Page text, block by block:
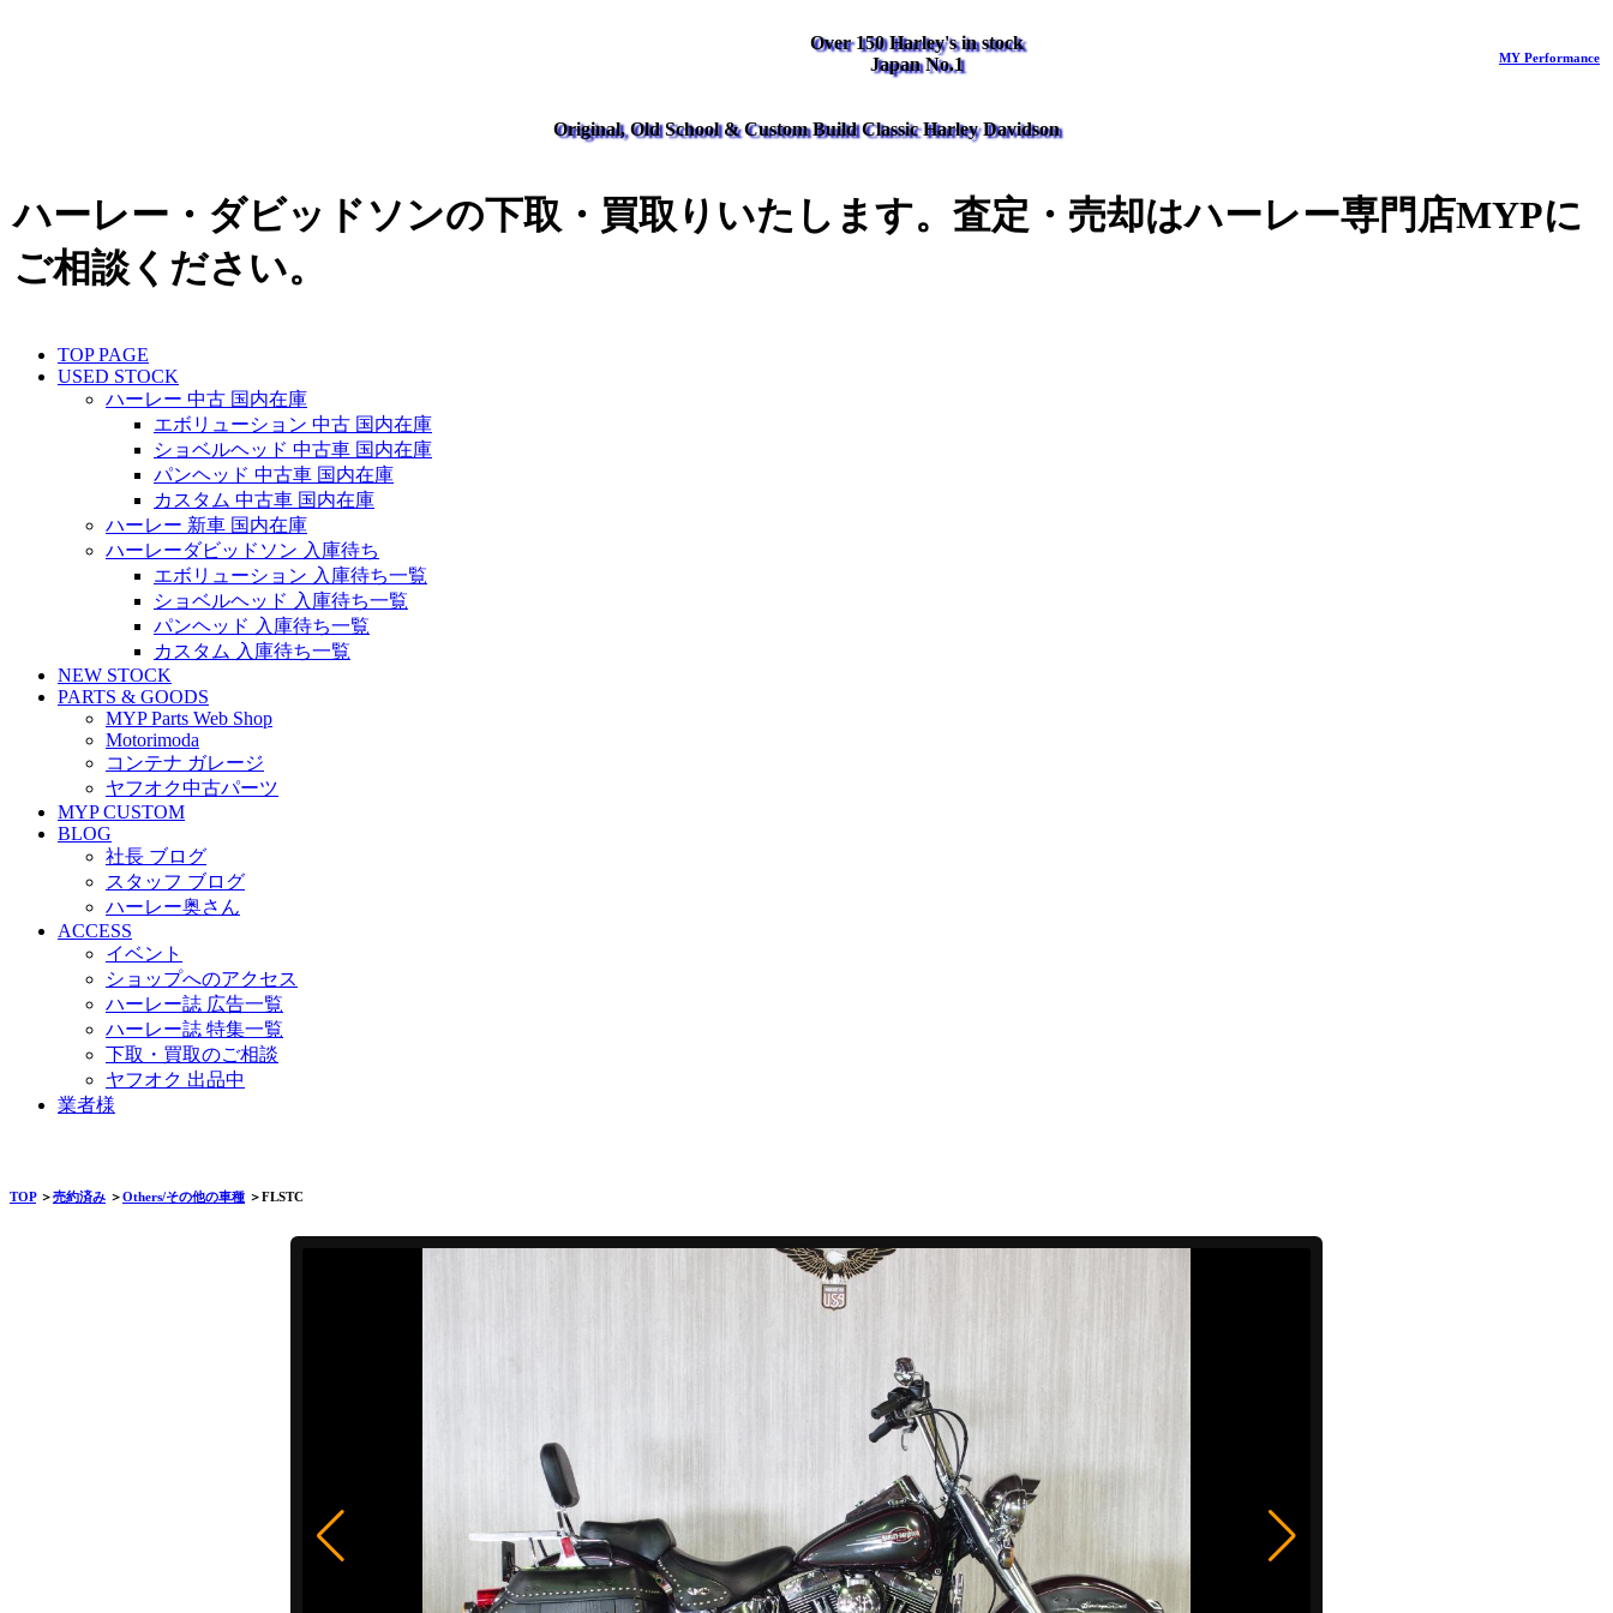
Over 150 Harley's in stock
Japan No.1
MY Performance
Original, Old School & Custom Build Classic Harley Davidson
ハーレー・ダビッドソンの下取・買取りいたします。査定・売却はハーレー専門店MYPに
ご相談ください。
TOP PAGE
USED STOCK
ハーレー 中古 国内在庫
エボリューション 中古 国内在庫
ショベルヘッド 中古車 国内在庫
パンヘッド 中古車 国内在庫
カスタム 中古車 国内在庫
ハーレー 新車 国内在庫
ハーレーダビッドソン 入庫待ち
エボリューション 入庫待ち一覧
ショベルヘッド 入庫待ち一覧
パンヘッド 入庫待ち一覧
カスタム 入庫待ち一覧
NEW STOCK
PARTS & GOODS
MYP Parts Web Shop
Motorimoda
コンテナ ガレージ
ヤフオク中古パーツ
MYP CUSTOM
BLOG
社長 ブログ
スタッフ ブログ
ハーレー奥さん
ACCESS
イベント
ショップへのアクセス
ハーレー誌 広告一覧
ハーレー誌 特集一覧
下取・買取のご相談
ヤフオク 出品中
業者様
TOP＞売約済み ＞Others/その他の車種 ＞FLSTC